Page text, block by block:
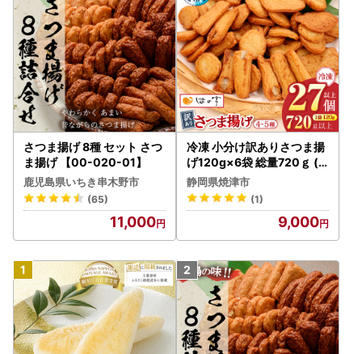
さつま揚げ 8種 セット さつ
ま揚げ 【00-020-01】
鹿児島県いちき串木野市
(65)
11,000
冷凍 小分け訳ありさつま揚
げ120g×6袋 総量720ｇ (a
08-008)
静岡県焼津市
(1)
9,000